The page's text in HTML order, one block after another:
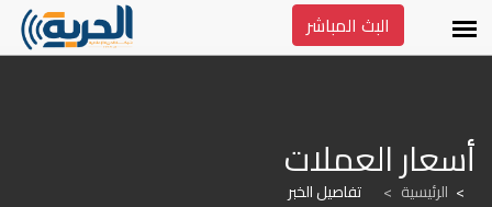
البث المباشر
أسعار العملات
الرئيسية > تفاصيل الخبر